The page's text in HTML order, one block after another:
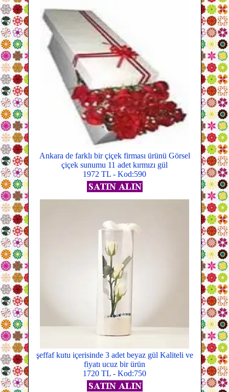
Ankara de farklı bir çiçek firması ürünü Görsel
çiçek sunumu 11 adet kırmızı gül
1972 TL - Kod:590
şeffaf kutu içerisinde 3 adet beyaz gül Kaliteli ve
fiyatı ucuz bir ürün
1720 TL - Kod:750